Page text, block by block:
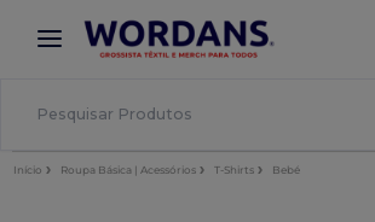
× App Wordans
Melhores preços na app!
Início Roupa Básica | Acessórios T-Shirts Bebé